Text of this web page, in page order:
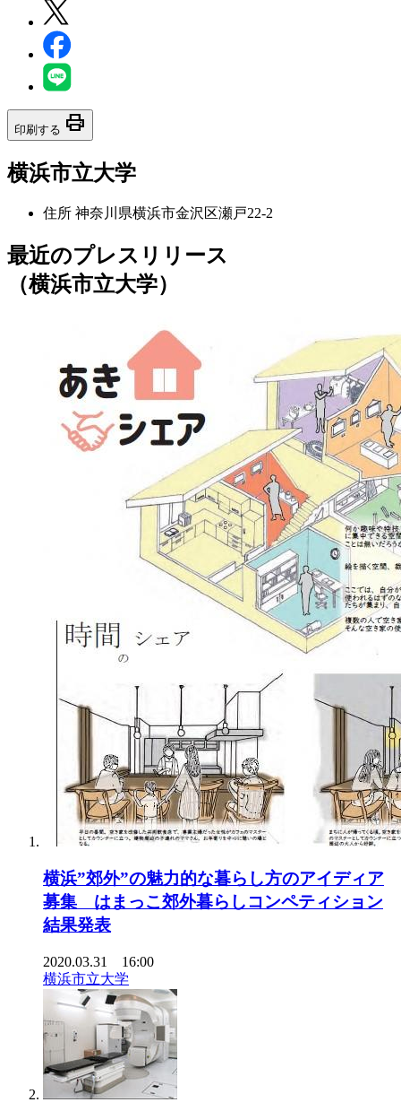
印刷する print
横浜市立大学
住所 神奈川県横浜市金沢区瀬戸22-2
最近のプレスリリース
（横浜市立大学）
横浜”郊外”の魅力的な暮らし方のアイディア
募集 はまっこ郊外暮らしコンペティション
結果発表
2020.03.31 16:00
横浜市立大学